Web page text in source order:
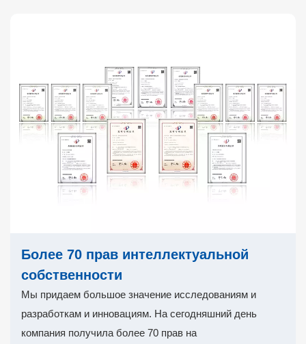
Более 70 прав интеллектуальной
собственности
Мы придаем большое значение исследованиям и
разработкам и инновациям. На сегодняшний день
компания получила более 70 прав на